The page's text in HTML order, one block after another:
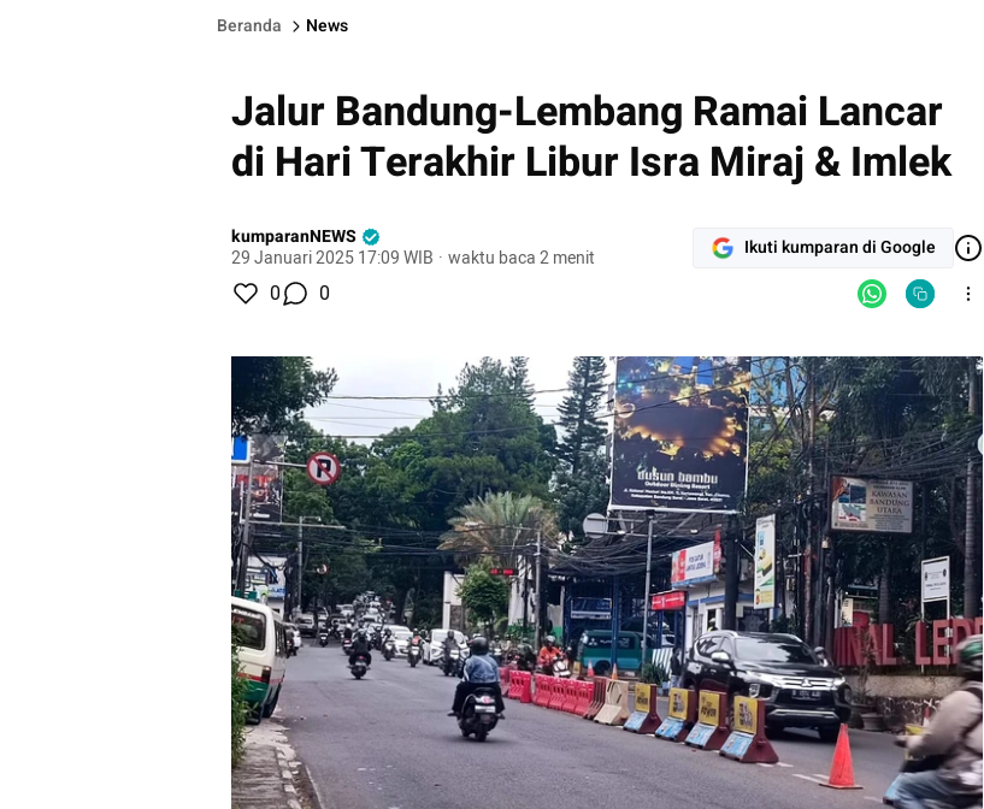
Beranda News
Jalur Bandung-Lembang Ramai Lancar
di Hari Terakhir Libur Isra Miraj & Imlek
kumparanNEWS
29 Januari 2025 17:09 WIB · waktu baca 2 menit Ikuti kumparan di Google
0 0